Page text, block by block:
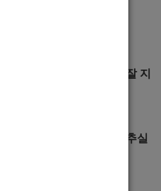
알려드리며,
도록 노력하겠습니다.
일 웃으면서 친구처럼 잘 지
됩니다.
도 오셔서 팀워크 잘 맞추실